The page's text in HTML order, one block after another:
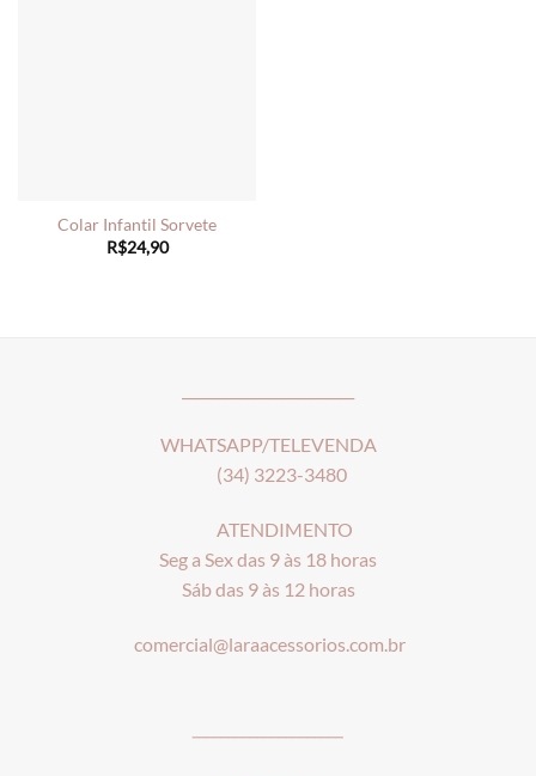
Colar Infantil Sorvete
R$24,90
WHATSAPP/TELEVENDA
(34) 3223-3480
ATENDIMENTO
Seg a Sex das 9 às 18 horas
Sáb das 9 às 12 horas
comercial@laraacessorios.com.br